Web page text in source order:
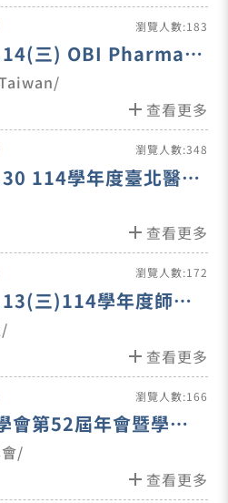
瀏覽人數:183
三) OBI Pharma
add 查看更多
瀏覽人數:348
114學年度臺北醫學
add 查看更多
瀏覽人數:172
三)114學年度師生
add 查看更多
瀏覽人數:166
會第52屆年會暨學術
/
add 查看更多